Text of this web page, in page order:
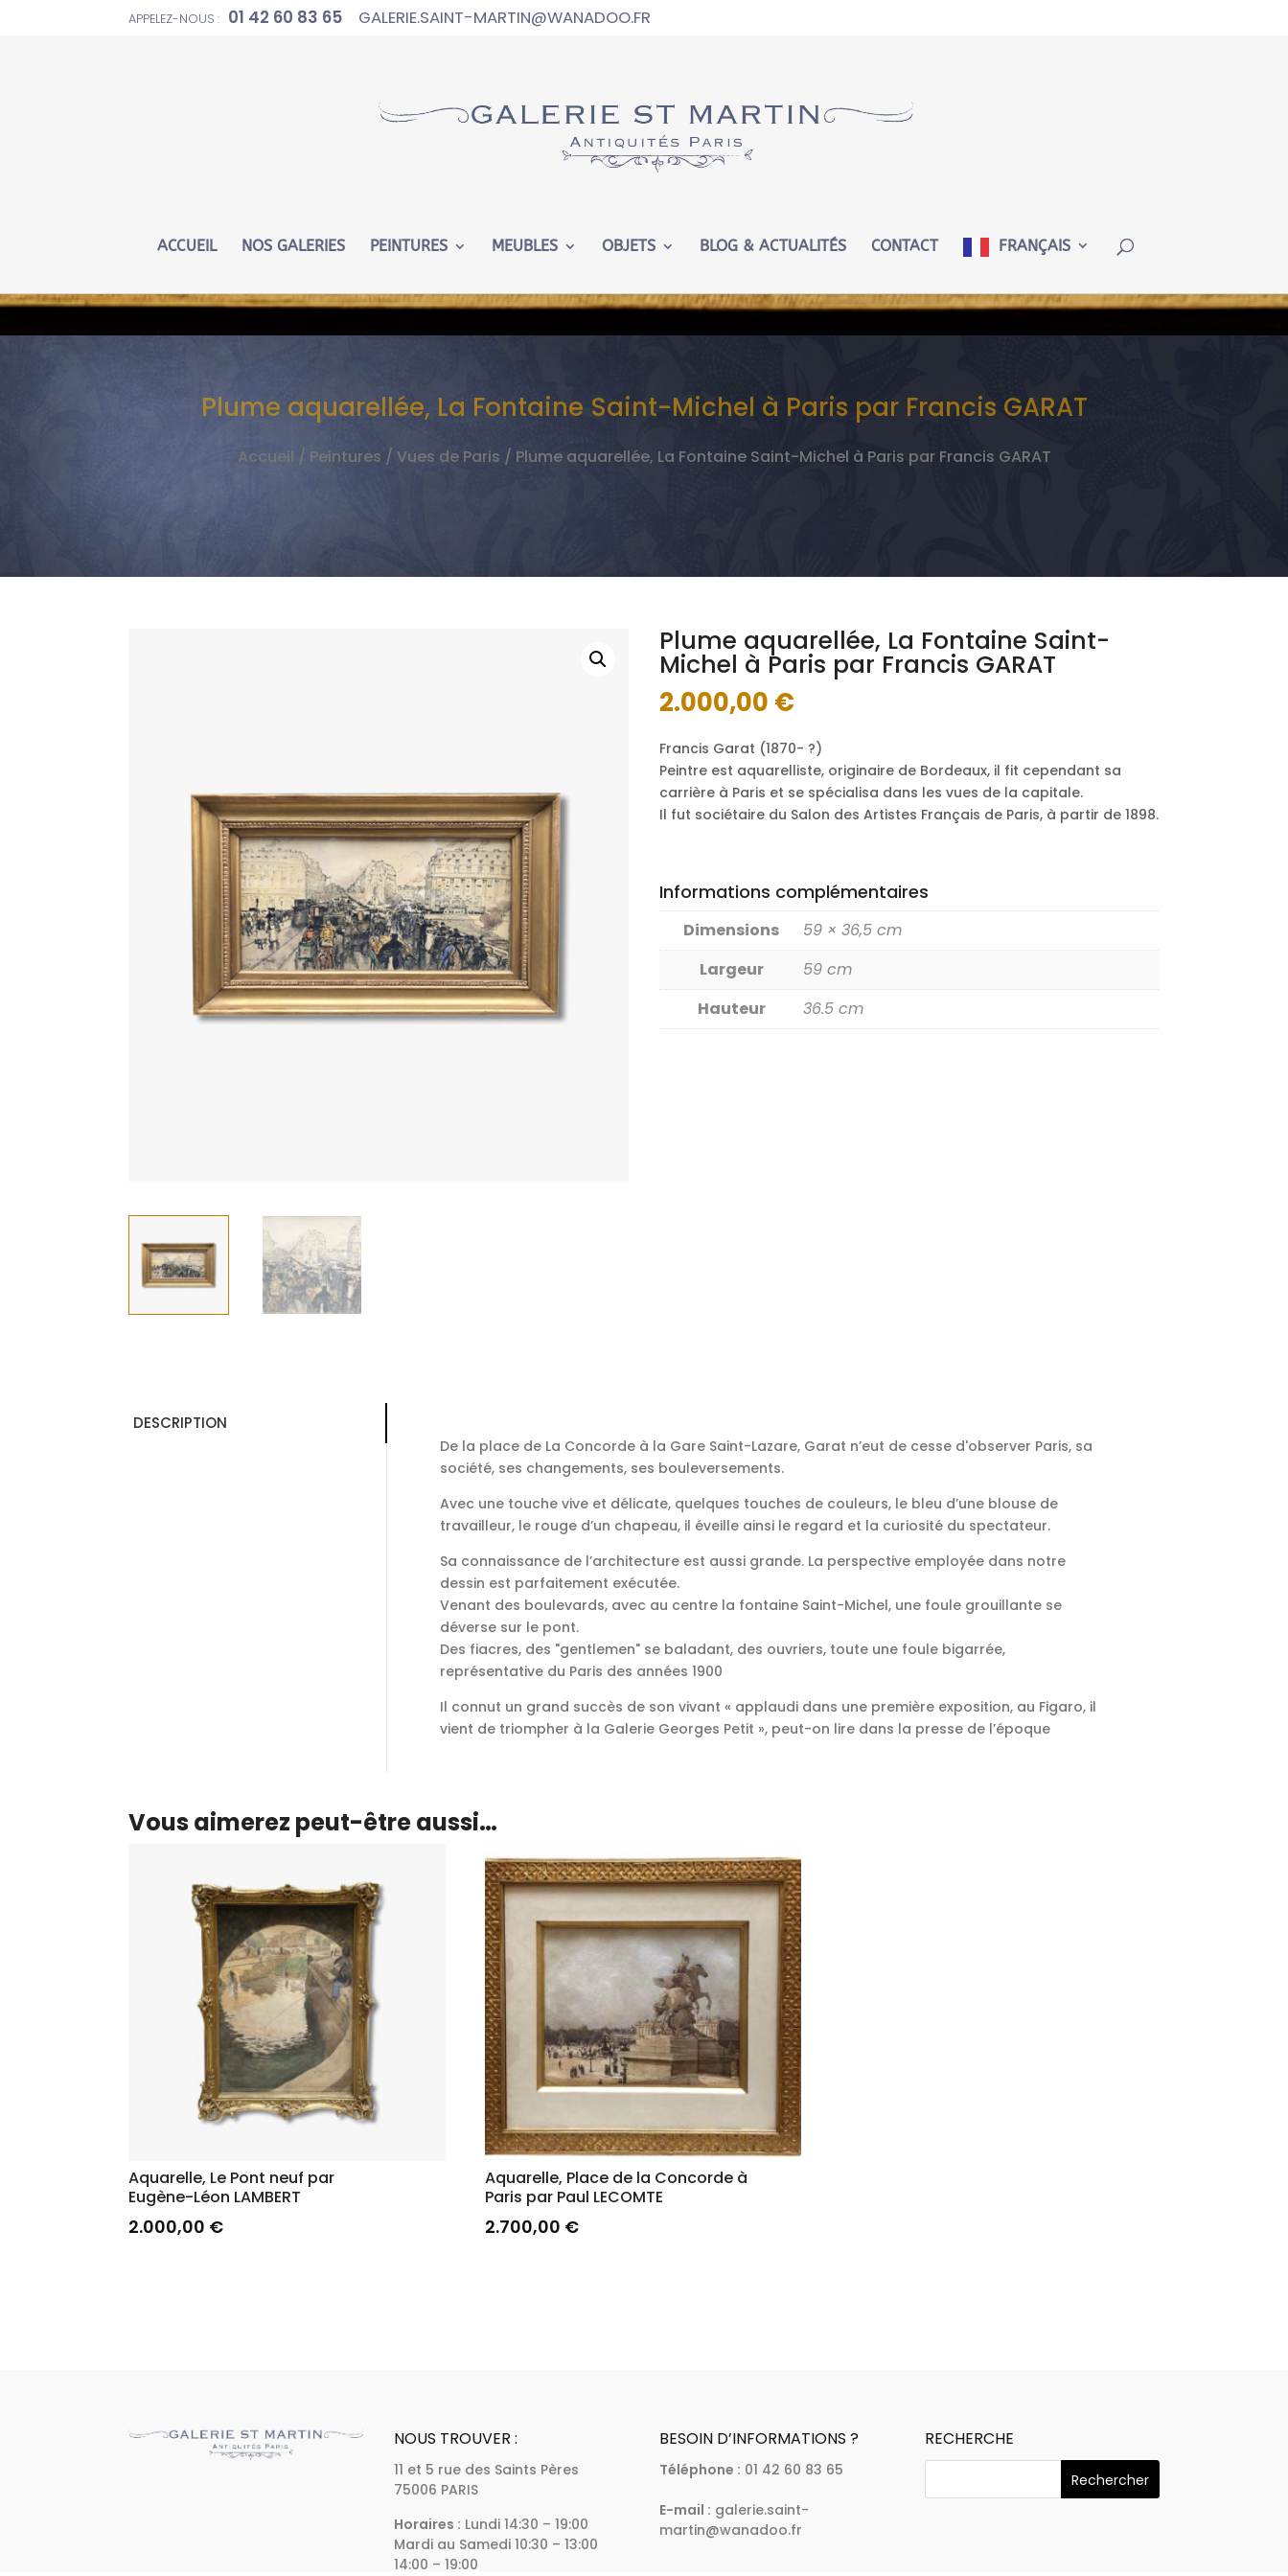
/htdocs/wp-config.php
APPELEZ-NOUS : 01 42 60 83 65 GALERIE.SAINT-MARTIN@WANADOO.FR
ACCUEIL NOS GALERIES PEINTURES MEUBLES OBJETS BLOG & ACTUALITÉS CONTACT FRANÇAIS
Plume aquarellée, La Fontaine Saint-Michel à Paris par Francis GARAT
Accueil / Peintures / Vues de Paris / Plume aquarellée, La Fontaine Saint-Michel à Paris par Francis GARAT
Plume aquarellée, La Fontaine Saint-
Michel à Paris par Francis GARAT
2.000,00 €
Francis Garat (1870- ?)
Peintre est aquarelliste, originaire de Bordeaux, il fit cependant sa
carrière à Paris et se spécialisa dans les vues de la capitale.
Il fut sociétaire du Salon des Artistes Français de Paris, à partir de 1898.
Informations complémentaires
Dimensions
59 × 36,5 cm
Largeur
59 cm
Hauteur
36.5 cm
DESCRIPTION
De la place de La Concorde à la Gare Saint-Lazare, Garat n’eut de cesse d'observer Paris, sa
société, ses changements, ses bouleversements.
Avec une touche vive et délicate, quelques touches de couleurs, le bleu d’une blouse de
travailleur, le rouge d’un chapeau, il éveille ainsi le regard et la curiosité du spectateur.
Sa connaissance de l’architecture est aussi grande. La perspective employée dans notre
dessin est parfaitement exécutée.
Venant des boulevards, avec au centre la fontaine Saint-Michel, une foule grouillante se
déverse sur le pont.
Des fiacres, des "gentlemen" se baladant, des ouvriers, toute une foule bigarrée,
représentative du Paris des années 1900
Il connut un grand succès de son vivant « applaudi dans une première exposition, au Figaro, il
vient de triompher à la Galerie Georges Petit », peut-on lire dans la presse de l’époque
Vous aimerez peut-être aussi…
Aquarelle, Le Pont neuf par
Eugène-Léon LAMBERT
2.000,00 €
Aquarelle, Place de la Concorde à
Paris par Paul LECOMTE
2.700,00 €
NOUS TROUVER :
11 et 5 rue des Saints Pères
75006 PARIS
Horaires : Lundi 14:30 – 19:00
Mardi au Samedi 10:30 – 13:00
14:00 – 19:00
BESOIN D’INFORMATIONS ?
Téléphone : 01 42 60 83 65
E-mail : galerie.saint-
martin@wanadoo.fr
RECHERCHE